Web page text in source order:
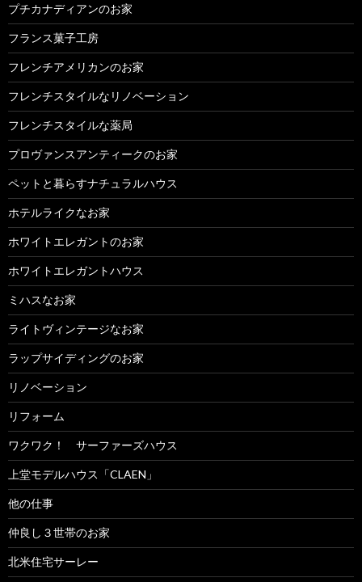
プチカナディアンのお家
フランス菓子工房
フレンチアメリカンのお家
フレンチスタイルなリノベーション
フレンチスタイルな薬局
プロヴァンスアンティークのお家
ペットと暮らすナチュラルハウス
ホテルライクなお家
ホワイトエレガントのお家
ホワイトエレガントハウス
ミハスなお家
ライトヴィンテージなお家
ラップサイディングのお家
リノベーション
リフォーム
ワクワク！ サーファーズハウス
上堂モデルハウス「CLAEN」
他の仕事
仲良し３世帯のお家
北米住宅サーレー